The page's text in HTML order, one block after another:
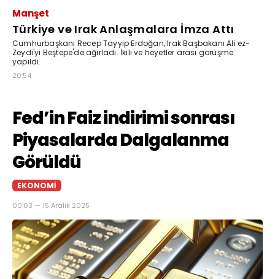
Manşet
Türkiye ve Irak Anlaşmalara İmza Attı
Cumhurbaşkanı Recep Tayyip Erdoğan, Irak Başbakanı Ali ez-
Zeydi'yi Beştepe'de ağırladı. İkili ve heyetler arası görüşme
yapıldı.
20:54